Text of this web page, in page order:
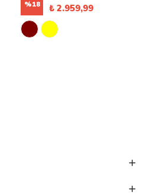
%18 ₺ 2.959,99